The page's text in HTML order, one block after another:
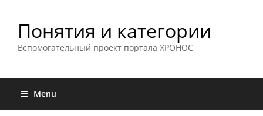
Понятия и категории
Вспомогательный проект портала ХРОНОС
Menu